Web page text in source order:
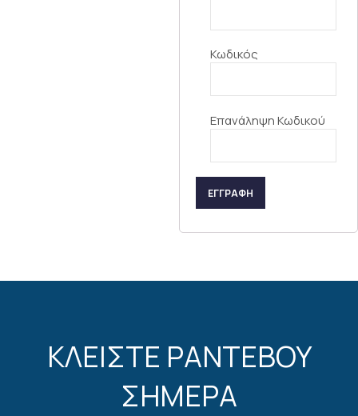
Κωδικός
Επανάληψη Κωδικού
ΕΓΓΡΑΦΗ
ΚΛΕΙΣΤΕ ΡΑΝΤΕΒΟΥ
ΣΗΜΕΡΑ